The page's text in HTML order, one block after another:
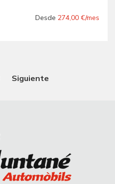
".-Desde 274,00 €/mes
Siguiente